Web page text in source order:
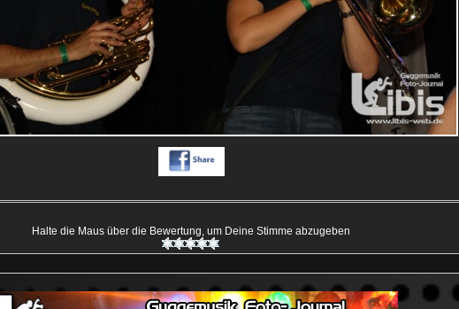
Halte die Maus über die Bewertung, um Deine Stimme abzugeben